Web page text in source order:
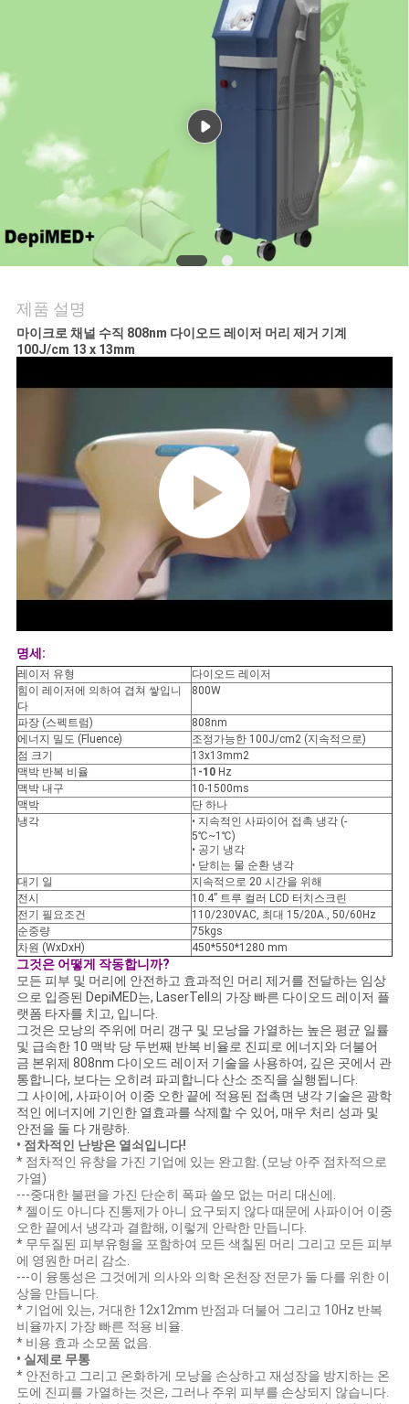
사
맵
POLICY
제품 설명
마이크로 채널 수직 808nm 다이오드 레이저 머리 제거 기계
100J/cm 13 x 13mm
명세:
레이저 유형
다이오드 레이저
힘이 레이저에 의하여 겹쳐 쌓입니
다
800W
파장 (스펙트럼)
808nm
에너지 밀도 (Fluence)
조정가능한 100J/cm2 (지속적으로)
점 크기
13x13mm2
맥박 반복 비율
1 -10Hz
맥박 내구
10-1500ms
맥박
단 하나
냉각
• 지속적인 사파이어 접촉 냉각 (-
5℃~1℃)
• 공기 냉각
• 닫히는 물 순환 냉각
대기 일
지속적으로 20 시간을 위해
전시
10.4” 트루 컬러 LCD 터치스크린
전기 필요조건
110/230VAC, 최대 15/20A., 50/60Hz
순중량
75kgs
차원 (WxDxH)
450*550*1280 mm
그것은 어떻게 작동합니까?
모든 피부 및 머리에 안전하고 효과적인 머리 제거를 전달하는 임상
으로 입증된 DepiMED는, LaserTell의 가장 빠른 다이오드 레이저 플
랫폼 타자를 치고, 입니다.
그것은 모낭의 주위에 머리 갱구 및 모낭을 가열하는 높은 평균 일률
및 급속한 10 맥박 당 두번째 반복 비율로 진피로 에너지와 더불어
금 본위제 808nm 다이오드 레이저 기술을 사용하여, 깊은 곳에서 관
통합니다, 보다는 오히려 파괴합니다 산소 조직을 실행됩니다.
그 사이에, 사파이어 이중 오한 끝에 적용된 접촉면 냉각 기술은 광학
적인 에너지에 기인한 열효과를 삭제할 수 있어, 매우 처리 성과 및
안전을 둘 다 개량하.
• 점차적인 난방은 열쇠입니다!
* 점차적인 유창을 가진 기업에 있는 완고함. (모낭 아주 점차적으로
가열)
---중대한 불편을 가진 단순히 폭파 쓸모 없는 머리 대신에.
* 젤이도 아니다 진통제가 아니 요구되지 않다 때문에 사파이어 이중
오한 끝에서 냉각과 결합해, 이렇게 안락한 만듭니다.
* 무두질된 피부유형을 포함하여 모든 색칠된 머리 그리고 모든 피부
에 영원한 머리 감소.
---이 융통성은 그것에게 의사와 의학 온천장 전문가 둘 다를 위한 이
상을 만듭니다.
* 기업에 있는, 거대한 12x12mm 반점과 더불어 그리고 10Hz 반복
비율까지 가장 빠른 적용 비율.
* 비용 효과 소모품 없음.
• 실제로 무통
* 안전하고 그리고 온화하게 모낭을 손상하고 재성장을 방지하는 온
도에 진피를 가열하는 것은, 그러나 주위 피부를 손상되지 않습니다.